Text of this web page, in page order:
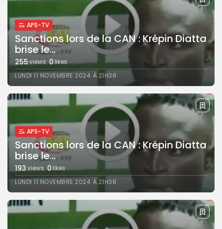
for:
Search
Button
FR
APS-TV
Sanctions lors de la CAN : Krépin Diatta
brise le...
255views 0likes
LUNDI 11 NOVEMBRE 2024 À 21H38
APS-TV
Sanctions lors de la CAN : Krépin Diatta
brise le...
193views 0likes
LUNDI 11 NOVEMBRE 2024 À 21H38